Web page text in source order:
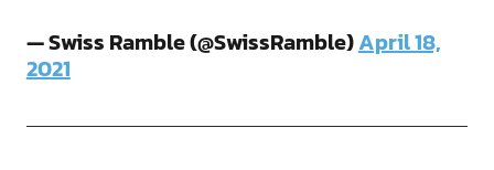
— Swiss Ramble (@SwissRamble)April 18,
2021